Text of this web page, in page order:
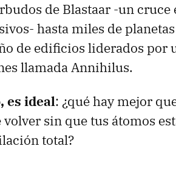
de Blastaar -un cruce
hasta miles de
de edificios liderados por
llamada Annihilus.
es ideal: ¿qué hay mejor
sin que tus átomos
total?